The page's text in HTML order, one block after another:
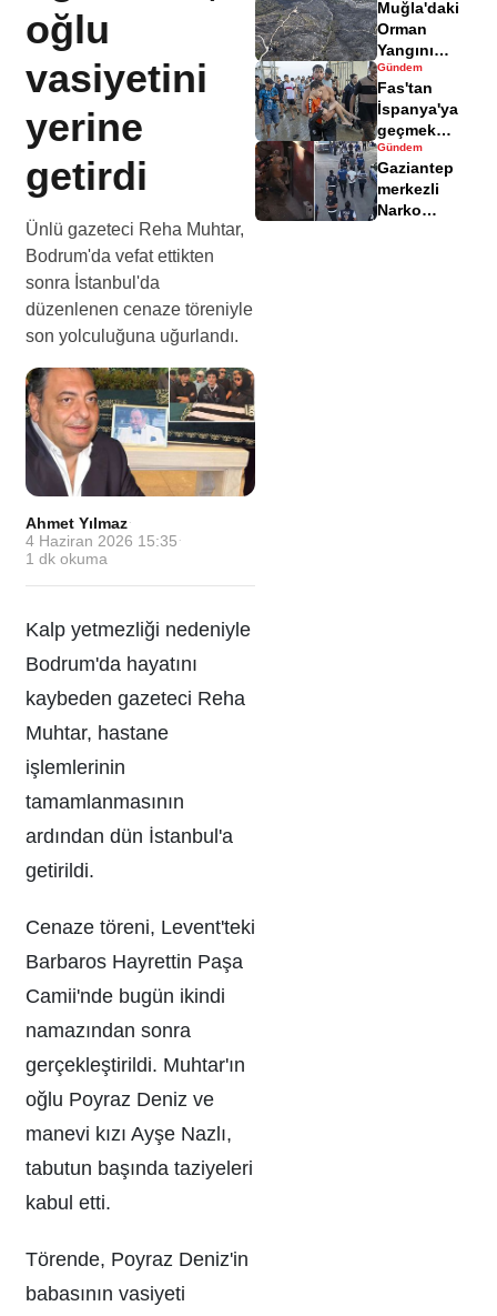
oğlu
vasiyetini
yerine
getirdi
Ünlü gazeteci Reha Muhtar,
Bodrum'da vefat ettikten
sonra İstanbul'da
düzenlenen cenaze töreniyle
son yolculuğuna uğurlandı.
Ahmet Yılmaz·
4 Haziran 2026 15:35 ·
1 dk okuma
Kalp yetmezliği nedeniyle
Bodrum'da hayatını
kaybeden gazeteci Reha
Muhtar, hastane
işlemlerinin
tamamlanmasının
ardından dün İstanbul'a
getirildi.
Cenaze töreni, Levent'teki
Barbaros Hayrettin Paşa
Camii'nde bugün ikindi
namazından sonra
gerçekleştirildi. Muhtar'ın
oğlu Poyraz Deniz ve
manevi kızı Ayşe Nazlı,
tabutun başında taziyeleri
kabul etti.
Törende, Poyraz Deniz'in
babasının vasiyeti
yaralandı
Muğla'daki
Orman
Yangını
Sonrası
Zarar Gören
Alanlar
Havadisinde
Gündem
Fas'tan
İspanya'ya
geçmek
isteyen
göçmenler
geri döndü
Gündem
Gaziantep
merkezli
Narko